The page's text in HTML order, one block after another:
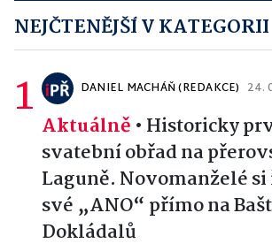
NEJČTENĚJŠÍ V KATEGORII
1 DANIEL MACHÁŇ (REDAKCE) 24.
Aktuálně • Historicky
svatební obřad na
Laguně. Novomanželé
své „ANO“ přímo na
Dokládalů